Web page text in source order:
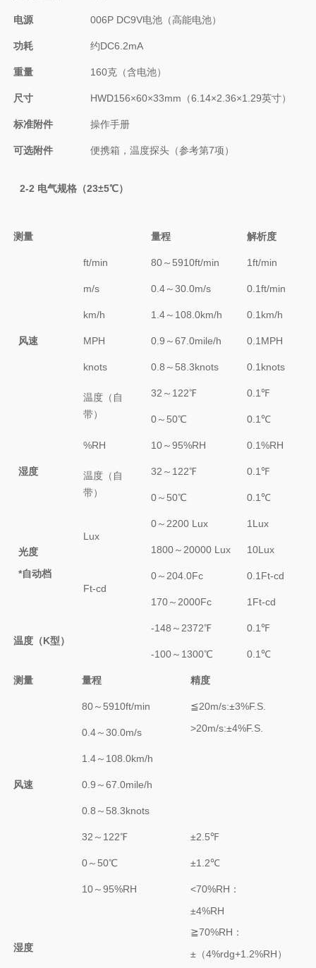
电源 006P DC9V电池（高能电池）
功耗 约DC6.2mA
重量 160克（含电池）
尺寸 HWD156×60×33mm（6.14×2.36×1.29英寸）
标准附件 操作手册
可选附件 便携箱，温度探头（参考第7项）
2-2 电气规格（23±5℃）
测量 量程 解析度
风速
ft/min 80～5910ft/min 1ft/min
m/s 0.4～30.0m/s 0.1ft/min
km/h 1.4～108.0km/h 0.1km/h
MPH 0.9～67.0mile/h 0.1MPH
knots 0.8～58.3knots 0.1knots
温度（自
带）
32～122℉ 0.1℉
0～50℃ 0.1℃
湿度
%RH 10～95%RH 0.1%RH
温度（自
带）
32～122℉ 0.1℉
0～50℃ 0.1℃
光度
*自动档
Lux
0～2200 Lux 1Lux
1800～20000 Lux 10Lux
Ft-cd
0～204.0Fc 0.1Ft-cd
170～2000Fc 1Ft-cd
温度（K型）
-148～2372℉ 0.1℉
-100～1300℃ 0.1℃
测量 量程 精度
风速
80～5910ft/min
≦20m/s:±3%F.S.
>20m/s:±4%F.S.
0.4～30.0m/s
1.4～108.0km/h
0.9～67.0mile/h
0.8～58.3knots
32～122℉ ±2.5℉
0～50℃ ±1.2℃
湿度
10～95%RH
<70%RH：
±4%RH
≧70%RH：
±（4%rdg+1.2%RH）